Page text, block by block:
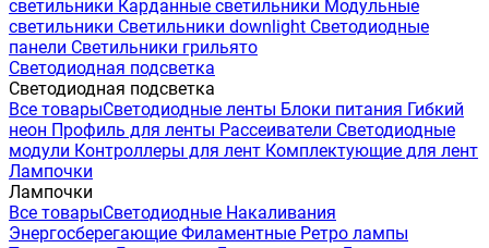
светильники Карданные светильники Модульные
светильники Светильники downlight Светодиодные
панели Светильники грильято
Светодиодная подсветка
Светодиодная подсветка
Все товарыСветодиодные ленты Блоки питания Гибкий
неон Профиль для ленты Рассеиватели Светодиодные
модули Контроллеры для лент Комплектующие для лент
Лампочки
Лампочки
Все товарыСветодиодные Накаливания
Энергосберегающие Филаментные Ретро лампы